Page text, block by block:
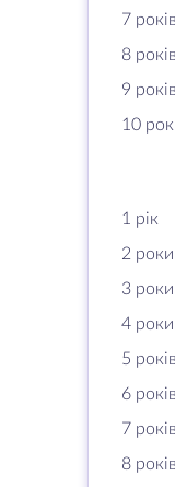
7 років
8 років
9 років
10
1 рік
2 роки
3 роки
4 роки
5 років
6 років
7 років
8 років